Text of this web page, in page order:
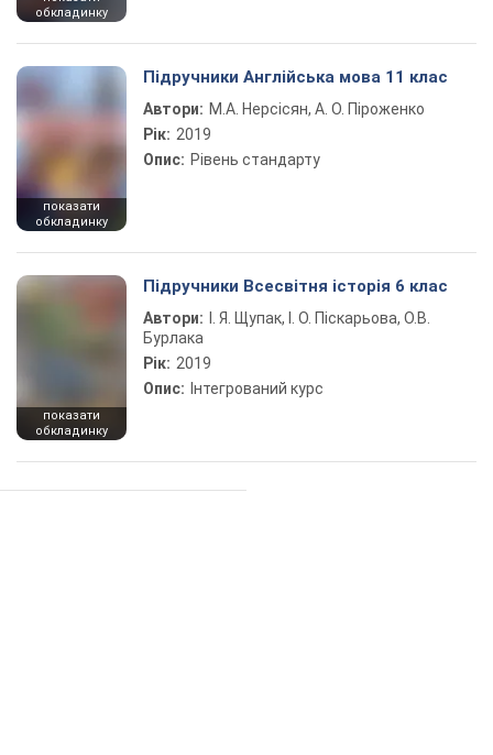
обкладинку
показати
обкладинку
Підручники Англійська мова 11 клас
Автори: М.А. Нерсісян, А. О. Піроженко
Рік: 2019
Опис: Рівень стандарту
показати
обкладинку
Підручники Всесвітня історія 6 клас
Автори:
І. Я. Щупак, І. О. Піскарьова, О.В.
Бурлака
Рік: 2019
Опис: Інтегрований курс